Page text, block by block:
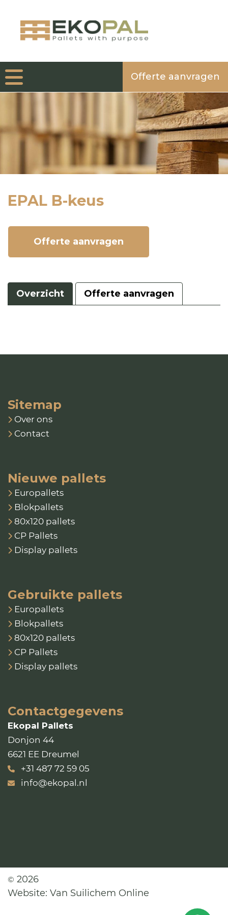
Offerte aanvragen
EPAL B-keus
Offerte aanvragen
Overzicht Offerte aanvragen
Sitemap
Over ons
Contact
Nieuwe pallets
Europallets
Blokpallets
80x120 pallets
CP Pallets
Display pallets
Gebruikte pallets
Europallets
Blokpallets
80x120 pallets
CP Pallets
Display pallets
Contactgegevens
Ekopal Pallets
Donjon 44
6621 EE Dreumel
+31 487 72 59 05
info@ekopal.nl
© 2026
Website: Van Suilichem Online